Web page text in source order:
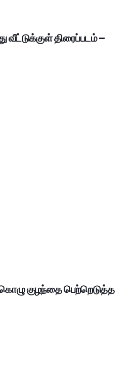
வீட்டுக்குள் திரைப்படம் –
குழந்தை பெற்றெடுத்த